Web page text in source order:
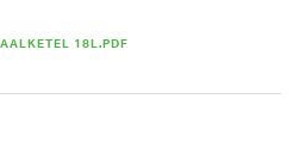
18L.PDF